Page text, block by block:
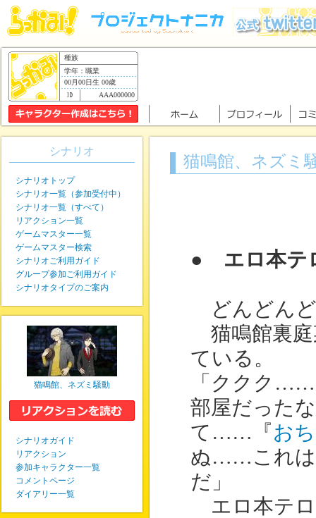
種族
学年：職業
00月00日生 00歳
AAA000000
猫鳴館、ネズミ
● エロ本テ
どんどん
猫鳴館裏庭
ている。
「ククク
部屋だった
て……『お
ぬ……これは
だ」
エロ本テ
シナリオ
シナリオトップ
シナリオ一覧（参加受付中）
シナリオ一覧（すべて）
リアクション一覧
ゲームマスター一覧
ゲームマスター検索
シナリオご利用ガイド
グループ参加ご利用ガイド
シナリオタイプのご案内
猫鳴館、ネズミ騒動
シナリオガイド
リアクション
参加キャラクター一覧
コメントページ
ダイアリー一覧